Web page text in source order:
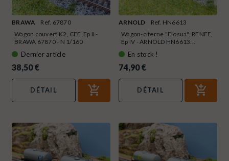
BRAWA
Ref. 67870
Wagon couvert K2, CFF, Ep II -
BRAWA 67870 - N 1/160
Dernier article
38,50 €
DÉTAIL
ARNOLD
Ref. HN6613
Wagon-citerne "Elosua", RENFE,
Ep IV - ARNOLD HN6613...
En stock !
74,90 €
DÉTAIL